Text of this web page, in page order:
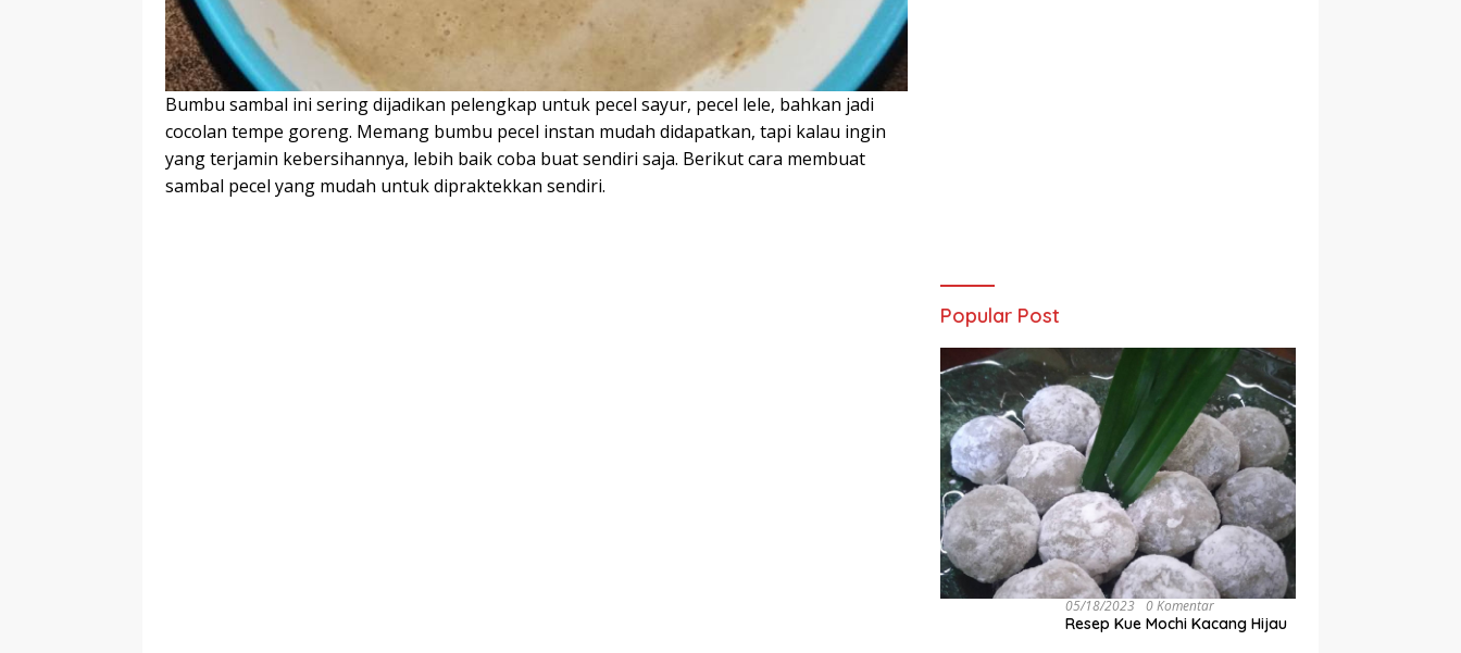
Bumbu sambal ini sering dijadikan pelengkap untuk pecel sayur, pecel lele, bahkan jadi
cocolan tempe goreng. Memang bumbu pecel instan mudah didapatkan, tapi kalau ingin
yang terjamin kebersihannya, lebih baik coba buat sendiri saja. Berikut cara membuat
sambal pecel yang mudah untuk dipraktekkan sendiri.
Popular Post
05/18/2023 0 Komentar
Resep Kue Mochi Kacang Hijau